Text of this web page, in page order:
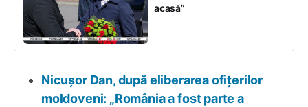
acasă”
Nicușor Dan, după eliberarea ofițerilor
moldoveni: „România a fost parte a